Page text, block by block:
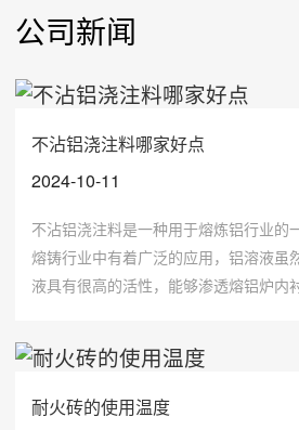
公司新闻
不沾铝浇注料哪家好点
2024-10-11
不沾铝浇注料是一种用于熔炼铝行业的
熔铸行业中有着广泛的应用，铝溶液虽
液具有很高的活性，能够渗透熔铝炉内
的现象于是乎才出来了像不沾铝浇注料
业的浇注料，那么不沾铝浇注料哪家好点
耐火砖的使用温度